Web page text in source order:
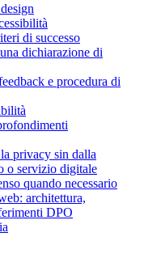
di successo
dichiarazione di
e procedura di
privacy sin dalla
o servizio digitale
quando necessario
architettura,
DPO